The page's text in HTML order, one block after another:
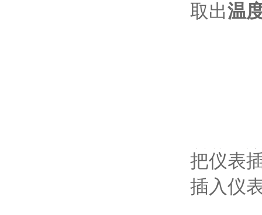
取出温
把仪表
插入仪